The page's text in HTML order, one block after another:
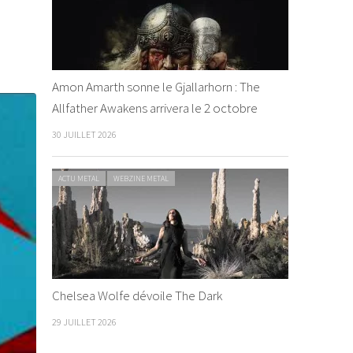
Amon Amarth sonne le Gjallarhorn : The
Allfather Awakens arrivera le 2 octobre
30 JUILLET 2026
ACTU METAL WEBZINE METAL
Chelsea Wolfe dévoile The Dark
29 JUILLET 2026